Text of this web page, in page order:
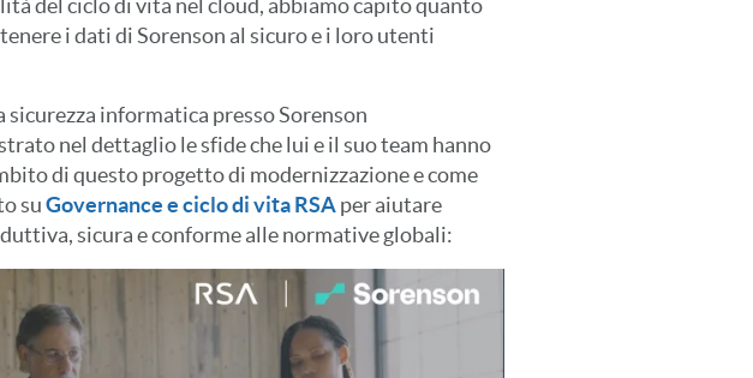
del ciclo di vita nel cloud, abbiamo capito quanto
i dati di Sorenson al sicuro e i loro utenti
sicurezza informatica presso Sorenson
nel dettaglio le sfide che lui e il suo team hanno
di questo progetto di modernizzazione e come
suGovernance e ciclo di vita RSAper aiutare
sicura e conforme alle normative globali: